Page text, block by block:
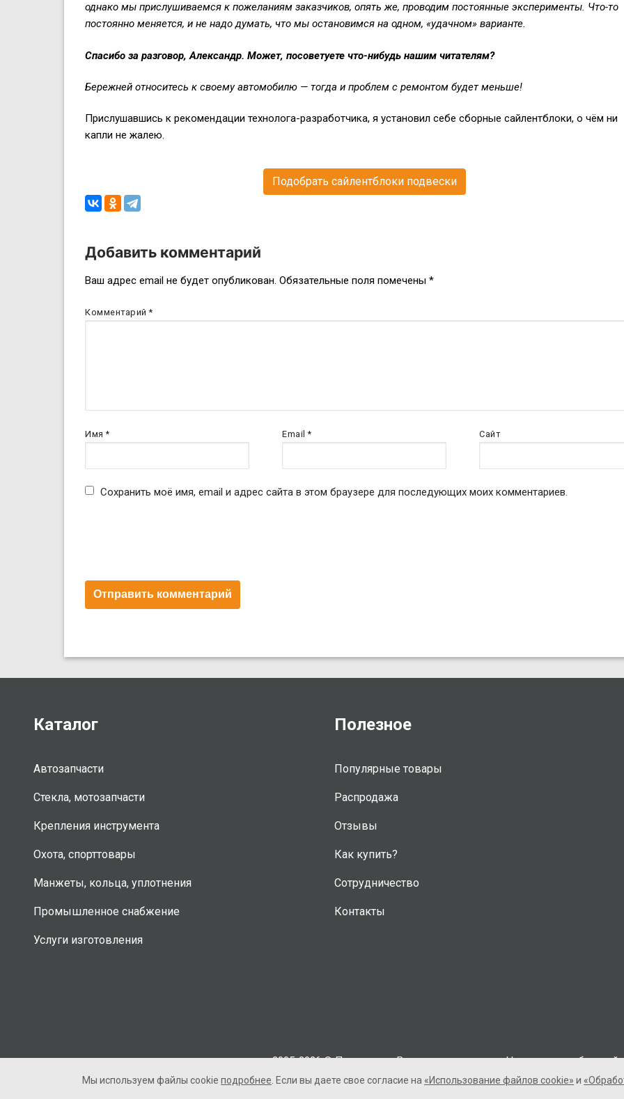
однако мы прислушиваемся к пожеланиям заказчиков, опять же, проводим постоянные эксперименты. Что-то
постоянно меняется, и не надо думать, что мы остановимся на одном, «удачном» варианте.
Спасибо за разговор,Александр. Может, посоветуете что-нибудь нашим читателям?
Бережней относитесь к своему автомобилю — тогда и проблем с ремонтом будет меньше!
Прислушавшись к рекомендации технолога-разработчика, я установил себе сборные сайлентблоки, о чём ни
капли не жалею.
Подобрать сайлентблоки подвески
Навигация
по
Добавить комментарий
Ваш адрес email не будет опубликован. Обязательные поля помечены *
Комментарий*
Имя* Email* Сайт
Сохранить моё имя, email и адрес сайта в этом браузере для последующих моих комментариев.
Каталог
Автозапчасти
Стекла, мотозапчасти
Крепления инструмента
Охота, спорттовары
Манжеты, кольца, уплотнения
Промышленное снабжение
Услуги изготовления
Полезное
Популярные товары
Распродажа
Отзывы
Как купить?
Сотрудничество
Контакты
2005-2026 © Полиуретан. Все права защищены. Не является публичной
Мы используем файлы cookieподробнее . Если вы даете свое согласие на «Использование файлов cookie» и